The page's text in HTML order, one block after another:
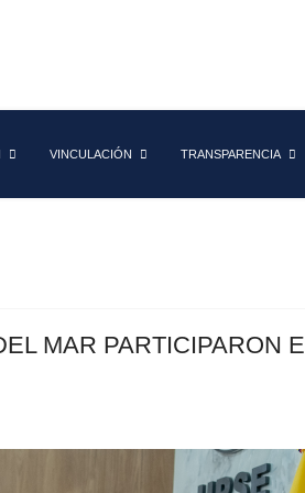
VINCULACIÓN TRANSPARENCIA
MAR PARTICIPARON